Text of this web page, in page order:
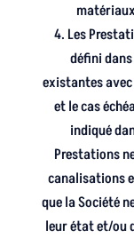
4. Les
défini
existantes
et le cas
indiqué
Prestations
canalisations
que la Société
leur état et/ou